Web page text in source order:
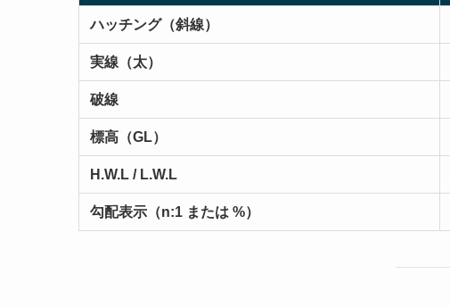
ハッチング（斜線）
実線（太）
破線
標高（GL）
H.W.L / L.W.L
勾配表示（n:1 または %）